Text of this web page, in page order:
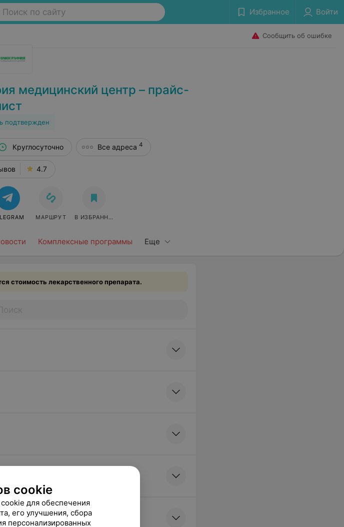
Поиск по сайту Избранное Войти
Сообщить об ошибке
медицинский центр – прайс-
подтвержден
Комплексные программы Еще
Круглосуточно Все адреса 4
4.7
МАРШРУТ В ИЗБРАННОЕ
стоимость лекарственного препарата.
cookie
для обеспечения
его улучшения, сбора
персонализированных